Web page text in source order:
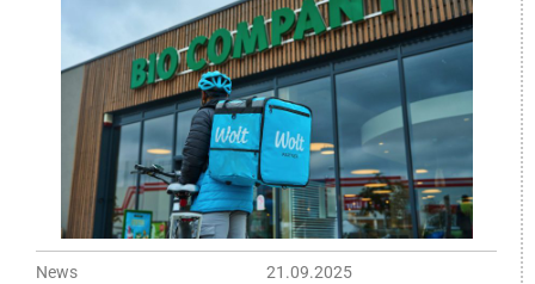
News
21.09.2025